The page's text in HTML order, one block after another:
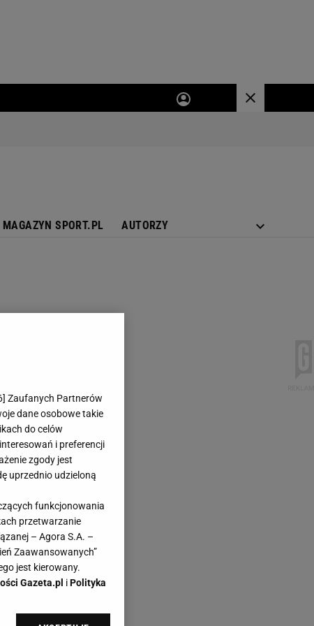
MAGAZYN SPORT.PL AUTORZY
] Zaufanych Partnerów
dane osobowe takie
do celów
i preferencji
zgody jest
uprzednio udzieloną
funkcjonowania
przetwarzanie
– Agora S.A. –
Zaawansowanych”
jest kierowany.
Gazeta.pl iPolityka